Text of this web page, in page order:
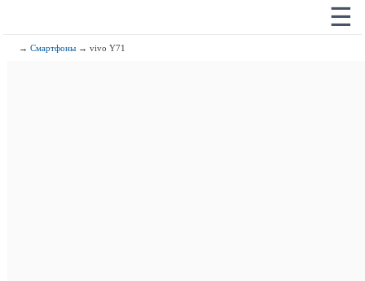
☰
→Смартфоны → vivo Y71